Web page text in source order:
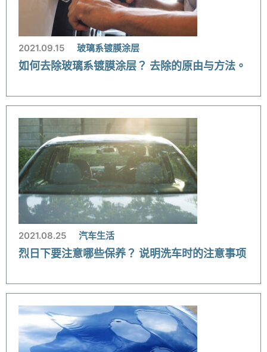
2021.09.15 玻璃系镀膜涂层
如何去除玻璃系镀膜涂层？ 去除的原由与方法。
2021.08.25 汽车生活
烈日下要注意哪些保养？ 说明洗车时的注意事项